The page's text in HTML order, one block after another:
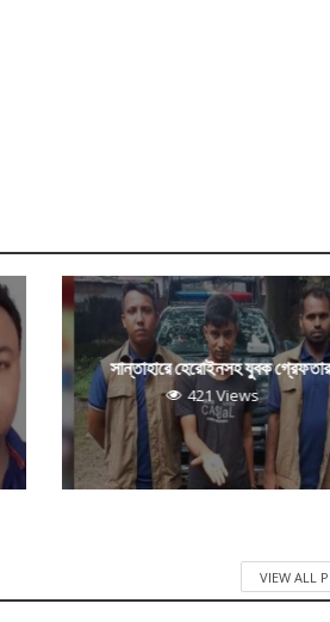
সান্তাহারে হেরোইনসহ যুবক গ্রেফতার
421 Views
VIEW ALL